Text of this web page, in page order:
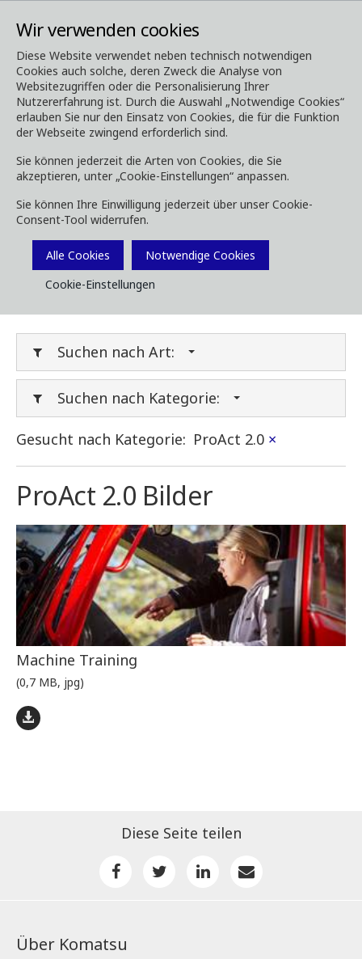
Wir verwenden cookies
Diese Website verwendet neben technisch notwendigen
Cookies auch solche, deren Zweck die Analyse von
Websitezugriffen oder die Personalisierung Ihrer
Nutzererfahrung ist. Durch die Auswahl „Notwendige Cookies“
erlauben Sie nur den Einsatz von Cookies, die für die Funktion
der Webseite zwingend erforderlich sind.
Sie können jederzeit die Arten von Cookies, die Sie
akzeptieren, unter „Cookie-Einstellungen“ anpassen.
Sie können Ihre Einwilligung jederzeit über unser Cookie-
Consent-Tool widerrufen.
Alle Cookies
Notwendige Cookies
Cookie-Einstellungen
Media Downloads
Downloads
Laden Sie Broschüren, Bilder, Videos,
Kundenmagazine und andere Medien herunter.
Sie können dies nach Typ oder Kategorie unten
Filtern.
Filter Media
Suchen nach Art:
Suchen nach Kategorie:
Gesucht nach Kategorie: ProAct 2.0 ×
ProAct 2.0 Bilder
Machine Training
(0,7 MB, jpg)
Diese Seite teilen
Über Komatsu